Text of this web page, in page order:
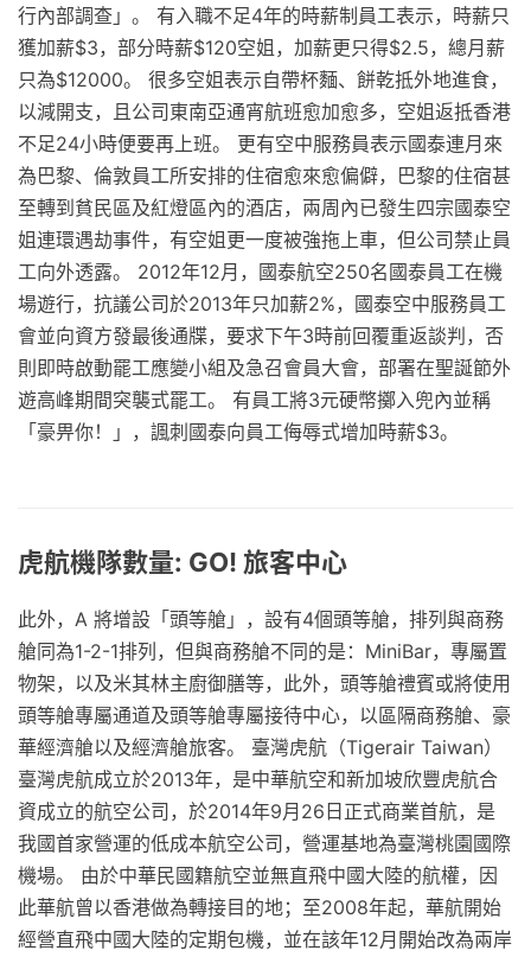
行內部調查」。 有入職不足4年的時薪制員工表示，時薪只
獲加薪$3，部分時薪$120空姐，加薪更只得$2.5，總月薪
只為$12000。 很多空姐表示自帶杯麵、餅乾抵外地進食，
以減開支，且公司東南亞通宵航班愈加愈多，空姐返抵香港
不足24小時便要再上班。 更有空中服務員表示國泰連月來
為巴黎、倫敦員工所安排的住宿愈來愈偏僻，巴黎的住宿甚
至轉到貧民區及紅燈區內的酒店，兩周內已發生四宗國泰空
姐連環遇劫事件，有空姐更一度被強拖上車，但公司禁止員
工向外透露。 2012年12月，國泰航空250名國泰員工在機
場遊行，抗議公司於2013年只加薪2%，國泰空中服務員工
會並向資方發最後通牒，要求下午3時前回覆重返談判，否
則即時啟動罷工應變小組及急召會員大會，部署在聖誕節外
遊高峰期間突襲式罷工。 有員工將3元硬幣擲入兜內並稱
「豪畀你！」，諷刺國泰向員工侮辱式增加時薪$3。
虎航機隊數量: GO! 旅客中心
此外，A 將增設「頭等艙」，設有4個頭等艙，排列與商務
艙同為1-2-1排列，但與商務艙不同的是：MiniBar，專屬置
物架，以及米其林主廚御膳等，此外，頭等艙禮賓或將使用
頭等艙專屬通道及頭等艙專屬接待中心，以區隔商務艙、豪
華經濟艙以及經濟艙旅客。 臺灣虎航（Tigerair Taiwan）
臺灣虎航成立於2013年，是中華航空和新加坡欣豐虎航合
資成立的航空公司，於2014年9月26日正式商業首航，是
我國首家營運的低成本航空公司，營運基地為臺灣桃園國際
機場。 由於中華民國籍航空並無直飛中國大陸的航權，因
此華航曾以香港做為轉接目的地；至2008年起，華航開始
經營直飛中國大陸的定期包機，並在該年12月開始改為兩岸